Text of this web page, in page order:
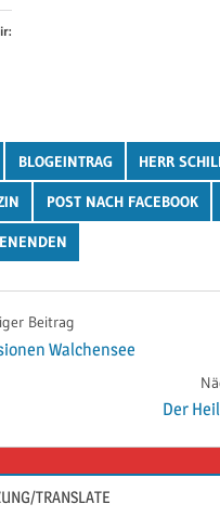
BLOGEINTRAG HERR
POST NACH FACEBOOK
Beitrag
Walchensee
Der
TRANSLATE